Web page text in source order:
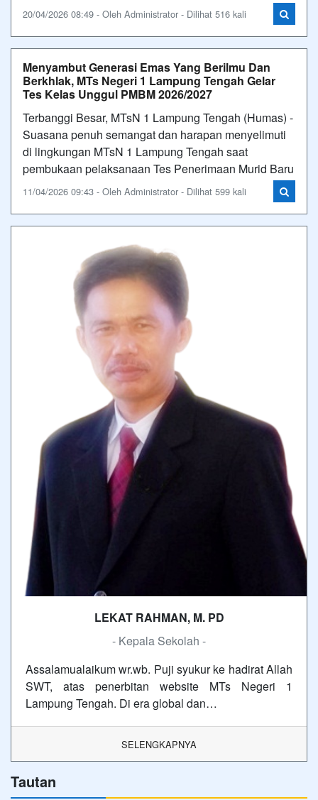
20/04/2026 08:49 - Oleh Administrator - Dilihat 516 kali
Menyambut Generasi Emas Yang Berilmu Dan
Berkhlak, MTs Negeri 1 Lampung Tengah Gelar
Tes Kelas Unggul PMBM 2026/2027
Terbanggi Besar, MTsN 1 Lampung Tengah (Humas) -
Suasana penuh semangat dan harapan menyelimuti
di lingkungan MTsN 1 Lampung Tengah saat
pembukaan pelaksanaan Tes Penerimaan Murid Baru
11/04/2026 09:43 - Oleh Administrator - Dilihat 599 kali
LEKAT RAHMAN, M. PD
- Kepala Sekolah -
Assalamualaikum wr.wb. Puji syukur ke hadirat Allah
SWT, atas penerbitan website MTs Negeri 1
Lampung Tengah. Di era global dan…
SELENGKAPNYA
Tautan